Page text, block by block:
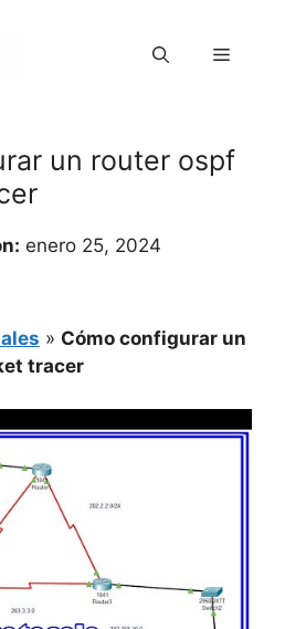
Menú
un router ospf
enero 25, 2024
» Cómo configurar un
tracer